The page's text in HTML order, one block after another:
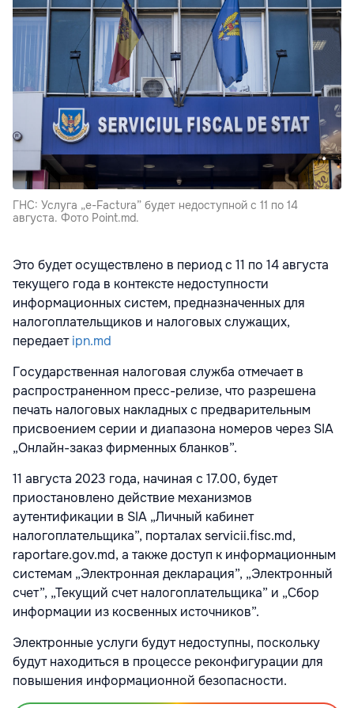
ГНС: Услуга „e-Factura” будет недоступной с 11 по 14
августа. Фото Point.md.
Это будет осуществлено в период с 11 по 14 августа
текущего года в контексте недоступности
информационных систем, предназначенных для
налогоплательщиков и налоговых служащих,
передаетipn.md
Государственная налоговая служба отмечает в
распространенном пресс-релизе, что разрешена
печать налоговых накладных с предварительным
присвоением серии и диапазона номеров через SIA
„Онлайн-заказ фирменных бланков”.
11 августа 2023 года, начиная с 17.00, будет
приостановлено действие механизмов
аутентификации в SIA „Личный кабинет
налогоплательщика”, порталах servicii.fisc.md,
raportare.gov.md, а также доступ к информационным
системам „Электронная декларация”, „Электронный
счет”, „Текущий счет налогоплательщика” и „Сбор
информации из косвенных источников”.
Электронные услуги будут недоступны, поскольку
будут находиться в процессе реконфигурации для
повышения информационной безопасности.